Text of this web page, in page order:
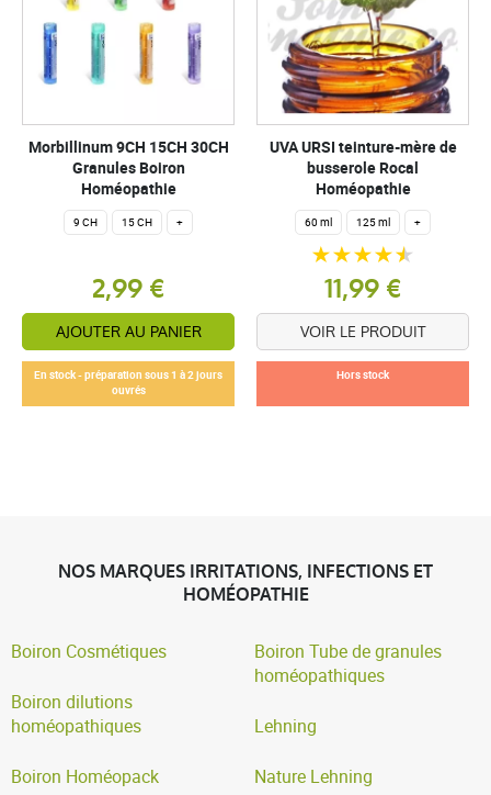
Morbillinum 9CH 15CH 30CH
Granules Boiron
Homéopathie
9 CH 15 CH +
2,99 €
AJOUTER AU PANIER
En stock - préparation sous 1 à 2 jours
ouvrés
UVA URSI teinture-mère de
busserole Rocal
Homéopathie
60 ml 125 ml +
11,99 €
VOIR LE PRODUIT
Hors stock
NOS MARQUES IRRITATIONS, INFECTIONS ET
HOMÉOPATHIE
Boiron Cosmétiques
Boiron dilutions
homéopathiques
Boiron Homéopack
Boiron Tube de granules
homéopathiques
Lehning
Nature Lehning